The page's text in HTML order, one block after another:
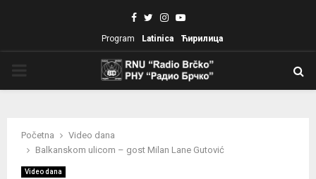
Facebook
TwitterInstagram
Youtube
Program Latinica Ћирилица
Početna
Video dana
Balkanskom ulicom – gost Milan Lane Gutović
Video dana